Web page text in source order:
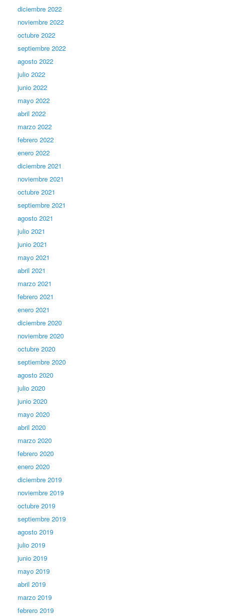
diciembre 2022
noviembre 2022
octubre 2022
septiembre 2022
agosto 2022
julio 2022
junio 2022
mayo 2022
abril 2022
marzo 2022
febrero 2022
enero 2022
diciembre 2021
noviembre 2021
octubre 2021
septiembre 2021
agosto 2021
julio 2021
junio 2021
mayo 2021
abril 2021
marzo 2021
febrero 2021
enero 2021
diciembre 2020
noviembre 2020
octubre 2020
septiembre 2020
agosto 2020
julio 2020
junio 2020
mayo 2020
abril 2020
marzo 2020
febrero 2020
enero 2020
diciembre 2019
noviembre 2019
octubre 2019
septiembre 2019
agosto 2019
julio 2019
junio 2019
mayo 2019
abril 2019
marzo 2019
febrero 2019